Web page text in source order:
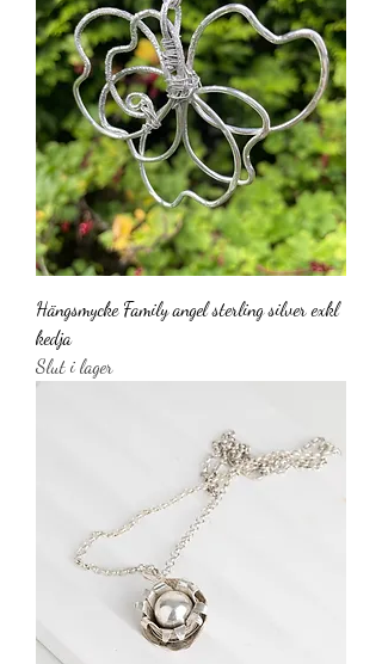
Hängsmycke Family angel sterling silver exkl
kedja
Slut i lager